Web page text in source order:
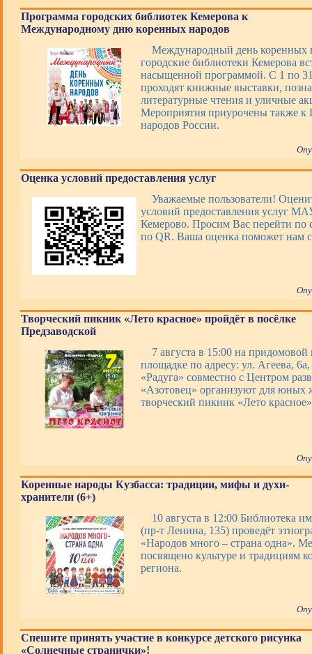
Программа городских библиотек Кемерова к
Международному дню коренных народов
Международный день коренных
городские библиотеки Кемерова
насыщенной программой. С 1 по 31
проходят книжные выставки,
литературные чтения и уличные
Мероприятия приурочены также к
народов России.
Оценка условий предоставления услуг
Уважаемые пользователи!
условий предоставления услуг
Кемерово. Просим Вас перейти по
по QR. Ваша оценка поможет нам
Творческий пикник «Лето красное» пройдёт в посёлке
Предзаводской
7 августа в 15:00 на придомовой
площадке по адресу: ул. Агеева,
«Радуга» совместно с Центром
«Азотовец» организуют для юных
творческий пикник «Лето
Коренные народы Кузбасса: традиции, мифы и духи-
хранители (6+)
10 августа в 12:00 Библиотека
(пр-т Ленина, 135) проведёт
«Народов много – страна одна».
посвящено культуре и традициям
региона.
Спешите принять участие в конкурсе детского рисунка
«Солнечные странички»!